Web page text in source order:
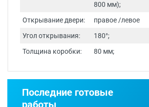
800 мм);
Открывание двери:
правое /левое
Угол открывания:
180°;
Толщина коробки:
80 мм;
Последние готовые
работы